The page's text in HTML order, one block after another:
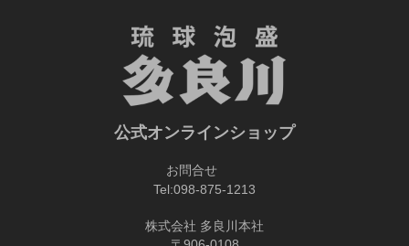
公式オンラインショップ
お問合せ
Tel:098-875-1213
株式会社 多良川本社